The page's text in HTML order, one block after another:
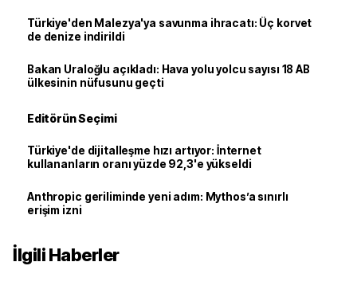
Türkiye'den Malezya'ya savunma ihracatı: Üç korvet
de denize indirildi
Bakan Uraloğlu açıkladı: Hava yolu yolcu sayısı 18 AB
ülkesinin nüfusunu geçti
Editörün Seçimi
Türkiye'de dijitalleşme hızı artıyor: İnternet
kullananların oranı yüzde 92,3'e yükseldi
Anthropic geriliminde yeni adım: Mythos’a sınırlı
erişim izni
İlgili Haberler